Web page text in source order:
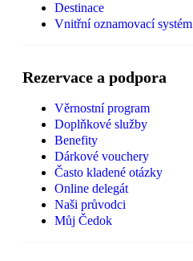
Destinace
Vnitřní oznamovací systém
Rezervace a podpora
Věrnostní program
Doplňkové služby
Benefity
Dárkové vouchery
Často kladené otázky
Online delegát
Naši průvodci
Můj Čedok